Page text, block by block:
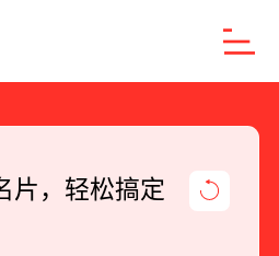
片，轻松搞定